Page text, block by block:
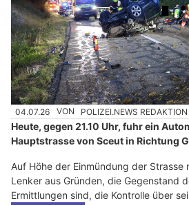
04.07.26 VON POLIZEI.NEWS REDAKTION
Heute, gegen 21.10 Uhr, fuhr ein
Hauptstrasse von Sceut in Richtung
Auf Höhe der Einmündung der
Lenker aus Gründen, die Gegenstand
Ermittlungen sind, die Kontrolle über